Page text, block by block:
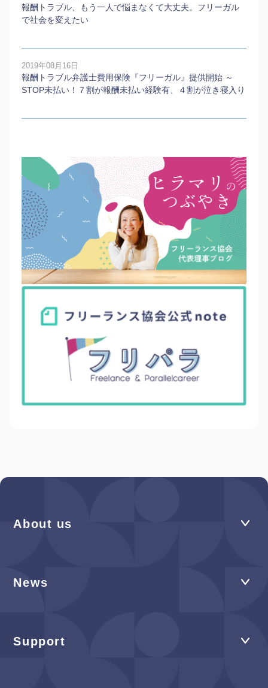
報酬トラブル、もう一人で悩まなくて大丈夫。フリーガル
で社会を変えたい
2019年08月16日
報酬トラブル弁護士費用保険『フリーガル』提供開始 ～
STOP未払い！７割が報酬未払い経験有、４割が泣き寝入り
About us
News
Support